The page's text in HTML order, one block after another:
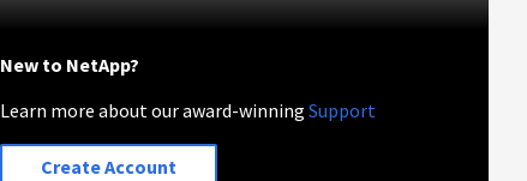
New to NetApp?
Learn more about our award-winningSupport
Create Account